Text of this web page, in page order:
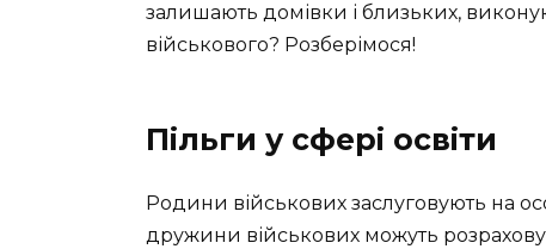
залишають домівки і близьких,
військового? Розберімося!
Пільги у сфері освіти
Родини військових заслуговують на
дружини військових можуть